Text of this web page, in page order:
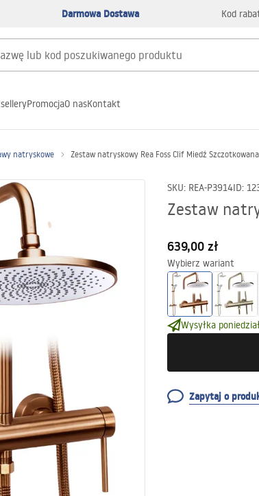
Darmowa Dostawa Kod
PromocjaO nasKontakt
natryskowe Zestaw natryskowy Rea Foss Clif Miedź Szczotkowana
SKU: REA-P3914ID:
Zestaw
639,00 zł
Wybierz wariant
Wysyłka
Zapytaj o